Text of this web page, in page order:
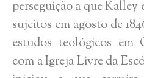
perseguição a que Kalley
sujeitos em agosto de
estudos teológicos em
com a Igreja Livre da